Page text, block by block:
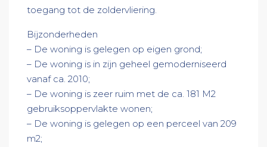
toegang tot de zoldervliering.
Bijzonderheden
– De woning is gelegen op eigen grond;
– De woning is in zijn geheel gemoderniseerd
vanaf ca. 2010;
– De woning is zeer ruim met de ca. 181 M2
gebruiksoppervlakte wonen;
– De woning is gelegen op een perceel van 209
m2;